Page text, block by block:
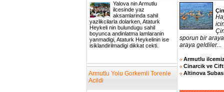
Yalova nin Armutlu
ilcesinde yaz
aksamlarinda sahil
yazlikcilarla dolarken, Ataturk
Heykeli nin bulundugu sahil
boyunca andinlatma lamlaranin
yanmadigi, Ataturk Heykelinin ise
isiklandirilmadigi dikkat cekti.
Armutlu Yolu Gorkemli Torenle
Acildi
sporun bir
araya geldiler...
Armutlu
Cinarcik ve
Altinova